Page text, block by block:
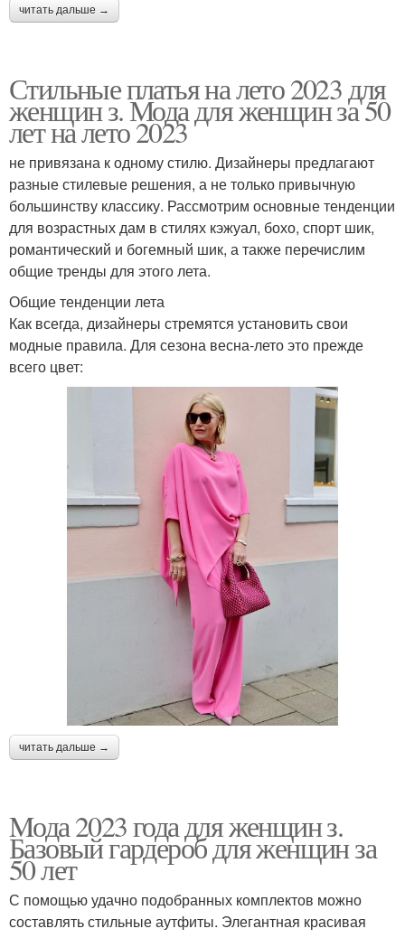
читать дальше →
Стильные платья на лето 2023 для
женщин з. Мода для женщин за 50
лет на лето 2023
не привязана к одному стилю. Дизайнеры предлагают
разные стилевые решения, а не только привычную
большинству классику. Рассмотрим основные тенденции
для возрастных дам в стилях кэжуал, бохо, спорт шик,
романтический и богемный шик, а также перечислим
общие тренды для этого лета.
Общие тенденции лета
Как всегда, дизайнеры стремятся установить свои
модные правила. Для сезона весна-лето это прежде
всего цвет:
читать дальше →
Mода 2023 года для женщин з.
Базовый гардероб для женщин за
50 лет
С помощью удачно подобранных комплектов можно
составлять стильные аутфиты. Элегантная красивая